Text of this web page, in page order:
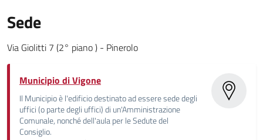
Sede
Via Giolitti 7 (2° piano ) - Pinerolo
Municipio di Vigone
Il Municipio è l'edificio destinato ad essere sede degli
uffici (o parte degli uffici) di un'Amministrazione
Comunale, nonché dell'aula per le Sedute del
Consiglio.